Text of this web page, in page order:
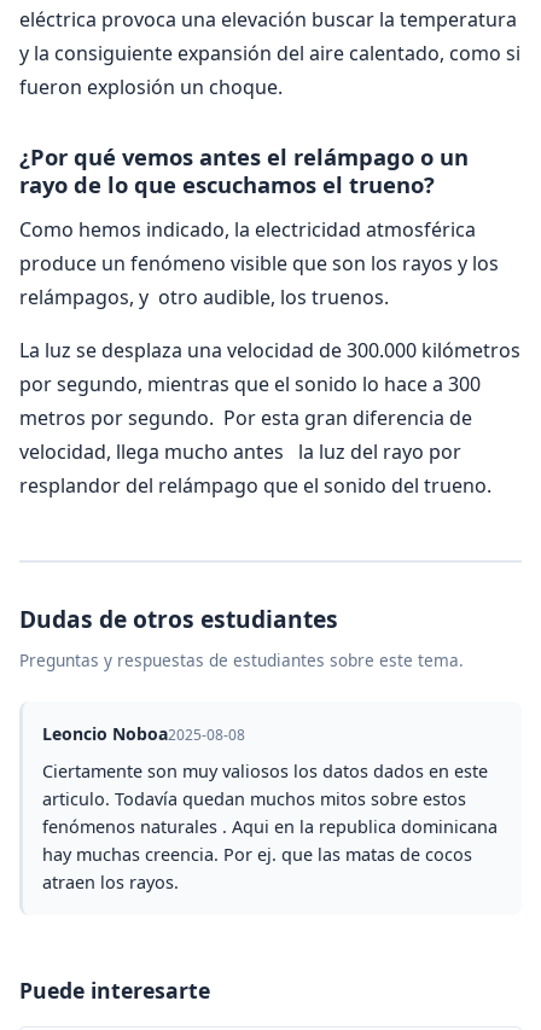
eléctrica provoca una elevación buscar la temperatura
y la consiguiente expansión del aire calentado, como si
fueron explosión un choque.
¿Por qué vemos antes el relámpago o un
rayo de lo que escuchamos el trueno?
Como hemos indicado, la electricidad atmosférica
produce un fenómeno visible que son los rayos y los
relámpagos, y otro audible, los truenos.
La luz se desplaza una velocidad de 300.000 kilómetros
por segundo, mientras que el sonido lo hace a 300
metros por segundo. Por esta gran diferencia de
velocidad, llega mucho antes la luz del rayo por
resplandor del relámpago que el sonido del trueno.
Dudas de otros estudiantes
Preguntas y respuestas de estudiantes sobre este tema.
Leoncio Noboa2025-08-08
Ciertamente son muy valiosos los datos dados en este
articulo. Todavía quedan muchos mitos sobre estos
fenómenos naturales . Aqui en la republica dominicana
hay muchas creencia. Por ej. que las matas de cocos
atraen los rayos.
Puede interesarte